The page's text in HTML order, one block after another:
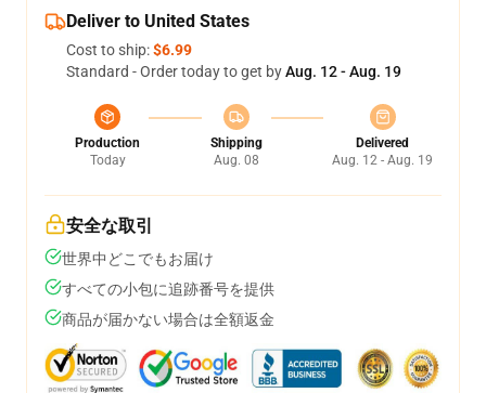
Deliver to United States
Cost to ship:$6.99
Standard - Order today to get byAug. 12 - Aug. 19
Production
Today
Shipping
Aug. 08
Delivered
Aug. 12 - Aug. 19
安全な取引
世界中どこでもお届け
すべての小包に追跡番号を提供
商品が届かない場合は全額返金